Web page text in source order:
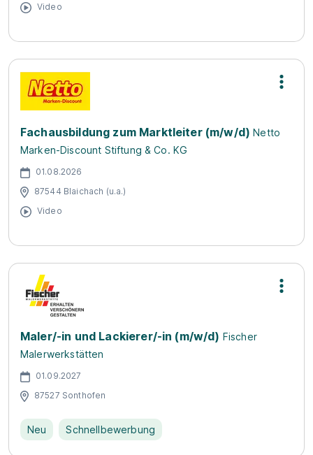
Video
Fachausbildung zum Marktleiter (m/w/d) Netto
Marken-Discount Stiftung & Co. KG
01.08.2026
87544 Blaichach (u.a.)
Video
Maler/-in und Lackierer/-in (m/w/d) Fischer
Malerwerkstätten
01.09.2027
87527 Sonthofen
Neu Schnellbewerbung